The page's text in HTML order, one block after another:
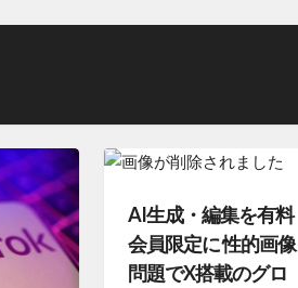
AI生成・編集を有料
会員限定に 性的画像
問題でX搭載のグロ